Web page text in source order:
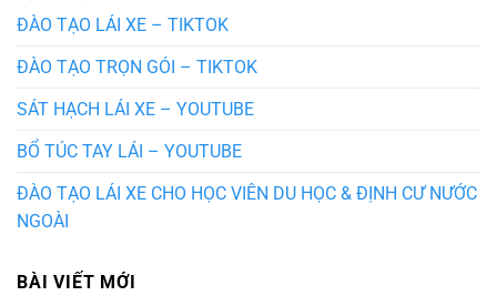
ĐÀO TẠO LÁI XE – TIKTOK
ĐÀO TẠO TRỌN GÓI – TIKTOK
SÁT HẠCH LÁI XE – YOUTUBE
BỔ TÚC TAY LÁI – YOUTUBE
ĐÀO TẠO LÁI XE CHO HỌC VIÊN DU HỌC & ĐỊNH CƯ NƯỚC
NGOÀI
BÀI VIẾT MỚI